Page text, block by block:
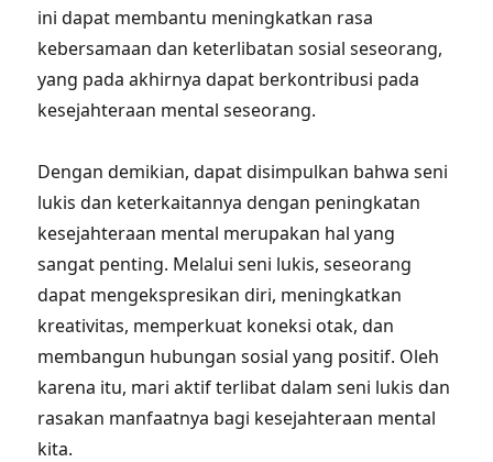
ini dapat membantu meningkatkan rasa
kebersamaan dan keterlibatan sosial seseorang,
yang pada akhirnya dapat berkontribusi pada
kesejahteraan mental seseorang.
Dengan demikian, dapat disimpulkan bahwa seni
lukis dan keterkaitannya dengan peningkatan
kesejahteraan mental merupakan hal yang
sangat penting. Melalui seni lukis, seseorang
dapat mengekspresikan diri, meningkatkan
kreativitas, memperkuat koneksi otak, dan
membangun hubungan sosial yang positif. Oleh
karena itu, mari aktif terlibat dalam seni lukis dan
rasakan manfaatnya bagi kesejahteraan mental
kita.